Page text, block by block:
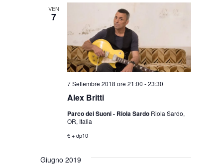
VEN
7
Alex Britti
7 Settembre 2018 ore 21:00 -23:30
Parco dei Suoni - Riola Sardo Riola Sardo,
OR, Italia
€ + dp10
Giugno 2019